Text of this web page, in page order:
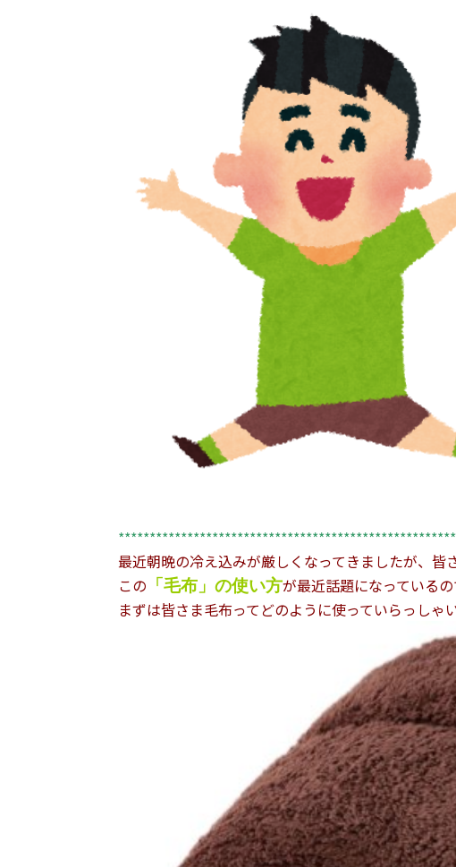
最近朝晩の冷え込みが厳しくなってきましたが、皆
この 「毛布」の使い方が最近話題になっている
まずは皆さま毛布ってどのように使っていらっしゃ